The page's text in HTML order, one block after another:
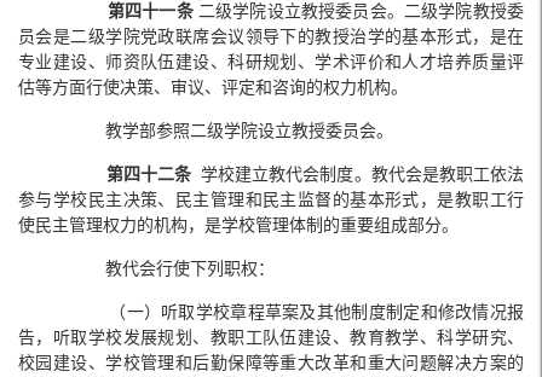
第四十一条 二级学院设立教授委员会。二级学院教授委
员会是二级学院党政联席会议领导下的教授治学的基本形式，是在
专业建设、师资队伍建设、科研规划、学术评价和人才培养质量评
估等方面行使决策、审议、评定和咨询的权力机构。
教学部参照二级学院设立教授委员会。
第四十二条学校建立教代会制度。教代会是教职工依法
参与学校民主决策、民主管理和民主监督的基本形式，是教职工行
使民主管理权力的机构，是学校管理体制的重要组成部分。
教代会行使下列职权：
（一）听取学校章程草案及其他制度制定和修改情况报
告，听取学校发展规划、教职工队伍建设、教育教学、科学研究、
校园建设、学校管理和后勤保障等重大改革和重大问题解决方案的